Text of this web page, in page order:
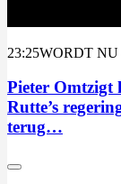
23:25WORDT NU
Pieter
Rutte’s
terug…